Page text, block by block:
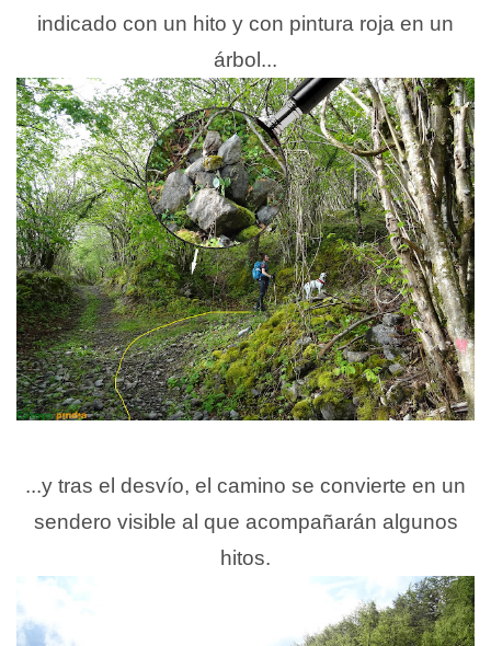
indicado con un hito y con pintura roja en un
árbol...
...y tras el desvío, el camino se convierte en un
sendero visible al que acompañarán algunos
hitos.